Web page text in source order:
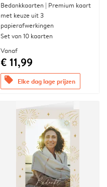
Bedankkaarten | Premium kaart
met keuze uit 3
papierafwerkingen
Set van 10 kaarten
Vanaf
€ 11,99
offers Elke dag lage prijzen